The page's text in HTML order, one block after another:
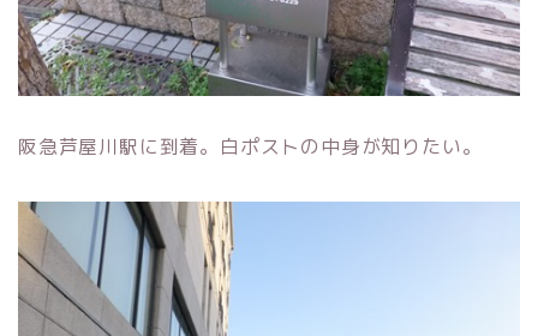
阪急芦屋川駅に到着。白ポストの中身が知りたい。